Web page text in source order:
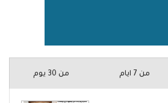
من 7 ايام من 30 يوم